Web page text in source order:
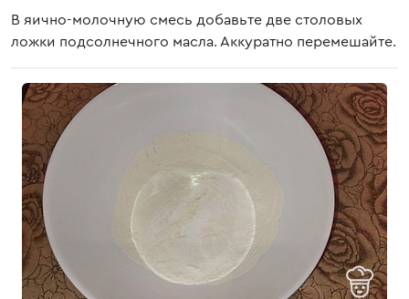
В яично-молочную смесь добавьте две столовых
ложки подсолнечного масла. Аккуратно перемешайте.